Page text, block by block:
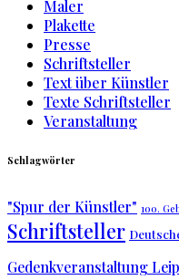
Maler
Plakette
Presse
Schriftsteller
Text über Künstler
Texte Schriftsteller
Veranstaltung
Schlagwörter
"Spur der Künstler" 100.
Schriftsteller
Gedenkveranstaltung